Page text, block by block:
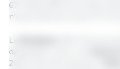
677 têtes (68 % du total),
n’importait alors que 114 111
La
destination, avec une
2025. Elle est suivie par l’